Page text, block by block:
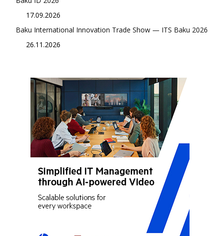
17.09.2026
Baku International Innovation Trade Show — ITS Baku 2026
26.11.2026